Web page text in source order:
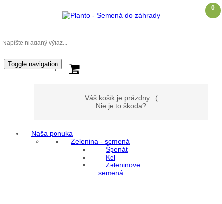
Toggle navigation
0
Váš košík je prázdny. :(
Nie je to škoda?
Naša ponuka
Zelenina - semená
Špenát
Kel
Zeleninové
semená